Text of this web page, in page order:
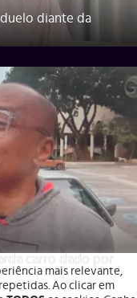
diante da
carro dado por
mais relevante,
Ao clicar em